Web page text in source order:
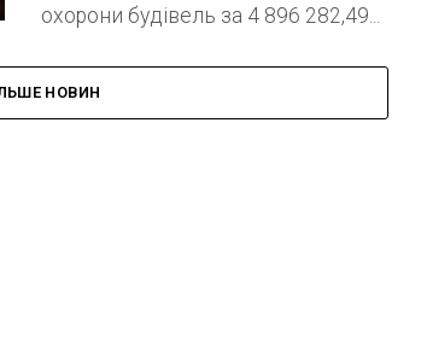
охорони будівель за 4 896 282,49...
НОВИН